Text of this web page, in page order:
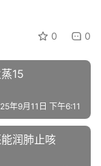
0 0
15
年9月11日 下午6:11
润肺止咳